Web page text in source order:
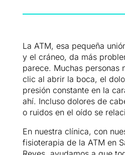
La ATM, esa pequeña
y el cráneo, da más
parece. Muchas personas
clic al abrir la boca, el
presión constante en la
ahí. Incluso dolores de
o ruidos en el oído se
En nuestra clínica, con
fisioterapia de la ATM en